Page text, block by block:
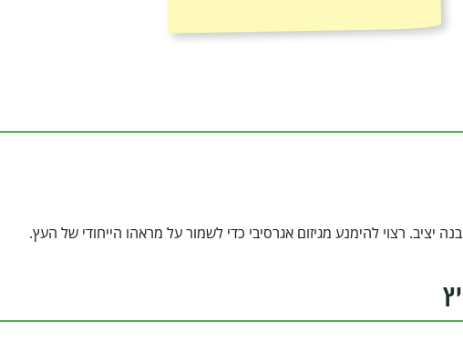
יציב. רצוי להימנע מגיזום אגרסיבי כדי לשמור על מראהו הייחודי של העץ.